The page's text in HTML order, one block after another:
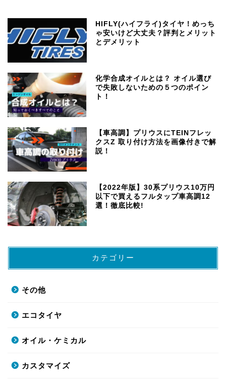
HIFLY(ハイフライ)タイヤ！めっち
ゃ安いけど大丈夫？評判とメリット
とデメリット
化学合成オイルとは？ オイル選び
で失敗しないための５つのポイン
ト！
【車高調】プリウスにTEINフレッ
クスZ 取り付け方法を画像付きで解
説！
【2022年版】30系プリウス10万円
以下で買えるフルタップ車高調12
選！徹底比較!
カテゴリー
その他
エコタイヤ
オイル・ケミカル
カスタマイズ